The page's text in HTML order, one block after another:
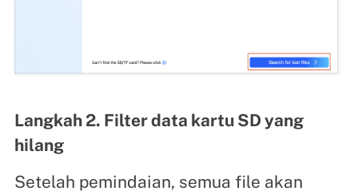
Langkah 2. Filter data kartu SD yang
hilang
Setelah pemindaian, semua file akan